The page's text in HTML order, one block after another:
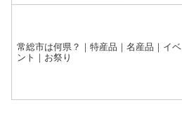
常総市は何県？｜特産品｜名産品｜イベ
ント｜お祭り